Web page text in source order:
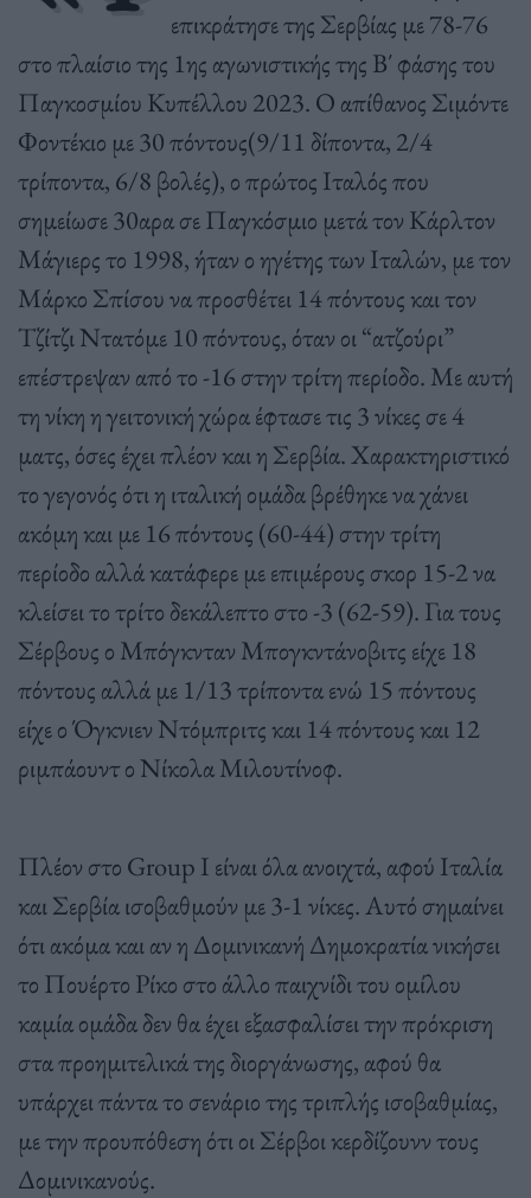
επικράτησε της Σερβίας με 78-76
στο πλαίσιο της 1ης αγωνιστικής της Β΄ φάσης του
Παγκοσμίου Κυπέλλου 2023. Ο απίθανος Σιμόντε
Φοντέκιο με 30 πόντους(9/11 δίποντα, 2/4
τρίποντα, 6/8 βολές), ο πρώτος Ιταλός που
σημείωσε 30αρα σε Παγκόσμιο μετά τον Κάρλτον
Μάγιερς το 1998, ήταν ο ηγέτης των Ιταλών, με τον
Μάρκο Σπίσου να προσθέτει 14 πόντους και τον
Τζίτζι Ντατόμε 10 πόντους, όταν οι “ατζούρι”
επέστρεψαν από το -16 στην τρίτη περίοδο. Με αυτή
τη νίκη η γειτονική χώρα έφτασε τις 3 νίκες σε 4
ματς, όσες έχει πλέον και η Σερβία. Χαρακτηριστικό
το γεγονός ότι η ιταλική ομάδα βρέθηκε να χάνει
ακόμη και με 16 πόντους (60-44) στην τρίτη
περίοδο αλλά κατάφερε με επιμέρους σκορ 15-2 να
κλείσει το τρίτο δεκάλεπτο στο -3 (62-59). Για τους
Σέρβους ο Μπόγκνταν Μπογκντάνοβιτς είχε 18
πόντους αλλά με 1/13 τρίποντα ενώ 15 πόντους
είχε ο Όγκνιεν Ντόμπριτς και 14 πόντους και 12
ριμπάουντ ο Νίκολα Μιλουτίνοφ.
Πλέον στο Group I είναι όλα ανοιχτά, αφού Ιταλία
και Σερβία ισοβαθμούν με 3-1 νίκες. Αυτό σημαίνει
ότι ακόμα και αν η Δομινικανή Δημοκρατία νικήσει
το Πουέρτο Ρίκο στο άλλο παιχνίδι του ομίλου
καμία ομάδα δεν θα έχει εξασφαλίσει την πρόκριση
στα προημιτελικά της διοργάνωσης, αφού θα
υπάρχει πάντα το σενάριο της τριπλής ισοβαθμίας,
με την προυπόθεση ότι οι Σέρβοι κερδίζουνν τους
Δομινικανούς.